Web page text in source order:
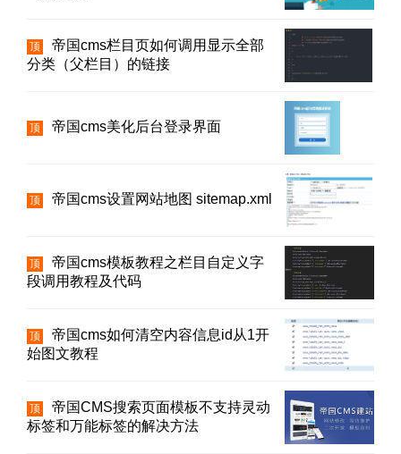
顶
帝国cms栏目页如何调用显示全部
分类（父栏目）的链接
顶 帝国cms美化后台登录界面
顶 帝国cms设置网站地图 sitemap.xml
顶
帝国cms模板教程之栏目自定义字
段调用教程及代码
顶
帝国cms如何清空内容信息id从1开
始图文教程
顶
帝国CMS搜索页面模板不支持灵动
标签和万能标签的解决方法